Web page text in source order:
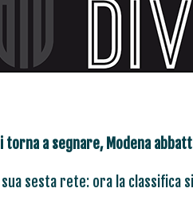
torna a segnare, Modena
sesta rete: ora la classifica